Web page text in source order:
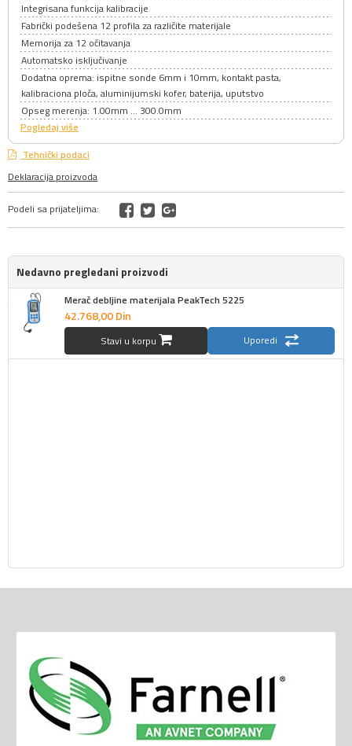
Integrisana funkcija kalibracije
Fabrički podešena 12 profila za različite materijale
Memorija za 12 očitavanja
Automatsko isključivanje
Dodatna oprema: ispitne sonde 6mm i 10mm, kontakt pasta,
kalibraciona ploča, aluminijumski kofer, baterija, uputstvo
Opseg merenja: 1.00mm … 300.0mm
Pogledaj više
Tehnički podaci
Deklaracija proizvoda
Podeli sa prijateljima:
Nedavno pregledani proizvodi
Merač debljine materijala PeakTech 5225
42.768,00Din
Stavi u korpu Uporedi